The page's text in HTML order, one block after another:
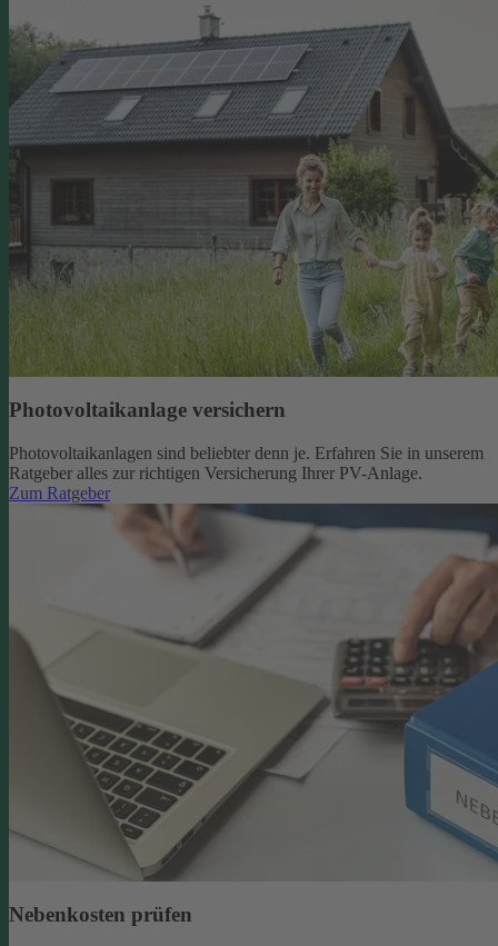
Photovoltaikanlage versichern
Photovoltaikanlagen sind beliebter denn je. Erfahren Sie in unserem
Ratgeber alles zur richtigen Versicherung Ihrer PV-Anlage.
Zum Ratgeber
Nebenkosten prüfen